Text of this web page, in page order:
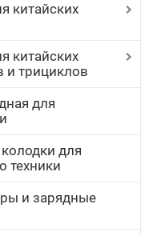
китайских
китайских
и трициклов
для
для
техники
и зарядные